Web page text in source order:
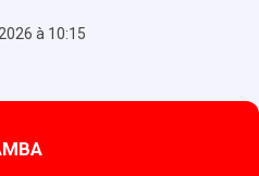
à 10:15